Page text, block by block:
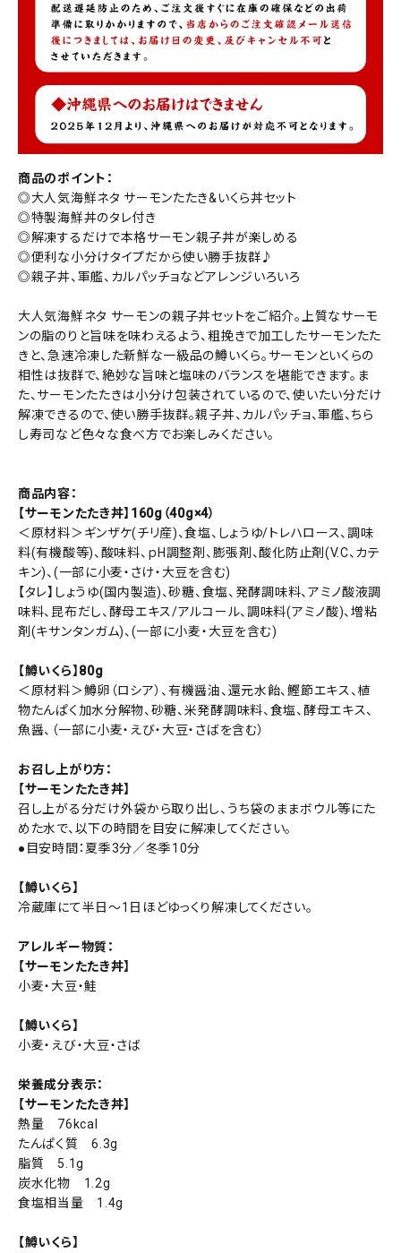
商品のポイント：
◎大人気海鮮ネタ サーモンたたき&いくら丼セット
◎特製海鮮丼のタレ付き
◎解凍するだけで本格サーモン親子丼が楽しめる
◎便利な小分けタイプだから使い勝手抜群♪
◎親子丼、軍艦、カルパッチョなどアレンジいろいろ
大人気海鮮ネタ サーモンの親子丼セットをご紹介。上質なサーモ
ンの脂のりと旨味を味わえるよう、粗挽きで加工したサーモンたた
きと、急速冷凍した新鮮な一級品の鱒いくら。サーモンといくらの
相性は抜群で、絶妙な旨味と塩味のバランスを堪能できます。ま
た、サーモンたたきは小分け包装されているので、使いたい分だけ
解凍できるので、使い勝手抜群。親子丼、カルパッチョ、軍艦、ちら
し寿司など色々な食べ方でお楽しみください。
商品内容：
【サーモンたたき丼】160g（40g×4）
＜原材料＞ギンザケ(チリ産)、食塩、しょうゆ/トレハロース、調味
料(有機酸等)、酸味料、ｐH調整剤、膨張剤、酸化防止剤(V.C、カテ
キン)、(一部に小麦・さけ・大豆を含む)
【タレ】しょうゆ(国内製造)、砂糖、食塩、発酵調味料、アミノ酸液調
味料、昆布だし、酵母エキス/アルコール、調味料(アミノ酸)、増粘
剤(キサンタンガム)、(一部に小麦・大豆を含む)
【鱒いくら】80g
＜原材料＞鱒卵（ロシア）、有機醤油、還元水飴、鰹節エキス、植
物たんぱく加水分解物、砂糖、米発酵調味料、食塩、酵母エキス、
魚醤、（一部に小麦・えび・大豆・さばを含む）
お召し上がり方：
【サーモンたたき丼】
召し上がる分だけ外袋から取り出し、うち袋のままボウル等にた
めた水で、以下の時間を目安に解凍してください。
●目安時間：夏季3分／冬季10分
【鱒いくら】
冷蔵庫にて半日〜1日ほどゆっくり解凍してください。
アレルギー物質：
【サーモンたたき丼】
小麦・大豆・鮭
【鱒いくら】
小麦・えび・大豆・さば
栄養成分表示：
【サーモンたたき丼】
熱量 76kcal
たんぱく質 6.3g
脂質 5.1g
炭水化物 1.2g
食塩相当量 1.4g
【鱒いくら】